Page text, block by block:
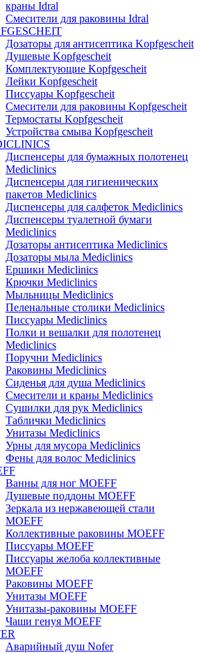
краны Idral
Смеcители для раковины Idral
Дозаторы для антисептика Kopfgescheit
Душевые Kopfgescheit
Комплектующие Kopfgescheit
Лейки Kopfgescheit
Писсуары Kopfgescheit
Смесители для раковины Kopfgescheit
Термостаты Kopfgescheit
Устройства смыва Kopfgescheit
Диспенсеры для бумажных полотенец
Mediclinics
Диспенсеры для гигиенических
пакетов Mediclinics
Диспенсеры для салфеток Mediclinics
Диспенсеры туалетной бумаги
Mediclinics
Дозаторы антисептика Mediclinics
Дозаторы мыла Mediclinics
Ершики Mediclinics
Крючки Mediclinics
Мыльницы Mediclinics
Пеленальные столики Mediclinics
Писсуары Mediclinics
Полки и вешалки для полотенец
Mediclinics
Поручни Mediclinics
Раковины Mediclinics
Сиденья для душа Mediclinics
Смесители и краны Mediclinics
Сушилки для рук Mediclinics
Таблички Mediclinics
Унитазы Mediclinics
Урны для мусора Mediclinics
Фены для волос Mediclinics
Ванны для ног MOEFF
Душевые поддоны MOEFF
Зеркала из нержавеющей стали
MOEFF
Коллективные раковины MOEFF
Писсуары MOEFF
Писсуары желоба коллективные
MOEFF
Раковины MOEFF
Унитазы MOEFF
Унитазы-раковины MOEFF
Чаши генуя MOEFF
Аварийный душ Nofer